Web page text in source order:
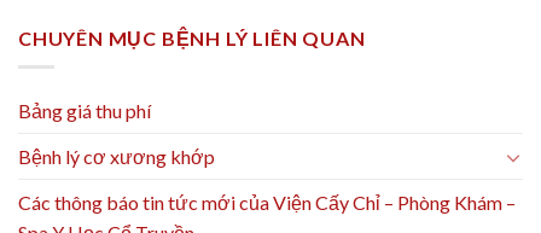
CHUYÊN MỤC BỆNH LÝ LIÊN QUAN
Bảng giá thu phí
Bệnh lý cơ xương khớp
Các thông báo tin tức mới của Viện Cấy Chỉ – Phòng Khám –